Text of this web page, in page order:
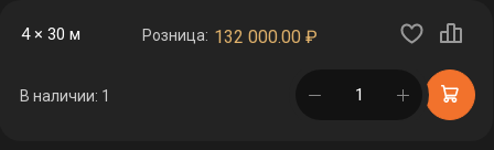
4 × 30 м Розница: 132 000.00 ₽
В наличии: 1 в корзине